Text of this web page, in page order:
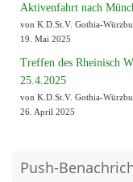
Aktivenfahrt nach
von K.D.St.V. Gothia-
19. Mai 2025
Treffen des Rheinisch
25.4.2025
von K.D.St.V. Gothia-
26. April 2025
Push-